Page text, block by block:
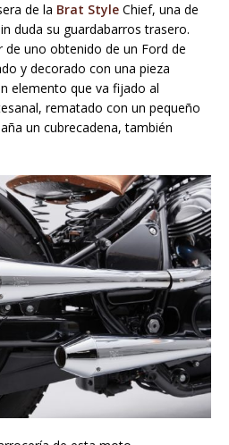
de la Brat Style Chief, una de
duda su guardabarros trasero.
de uno obtenido de un Ford de
y decorado con una pieza
elemento que va fijado al
rematado con un pequeño
un cubrecadena, también